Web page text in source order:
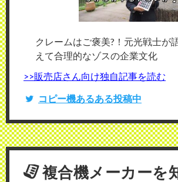
クレームはご褒美?！元光戦士が
えて合理的なゾスの企業文化
>>販売店さん向け独自記事を読む
コピー機あるある投稿中
複合機メーカーを